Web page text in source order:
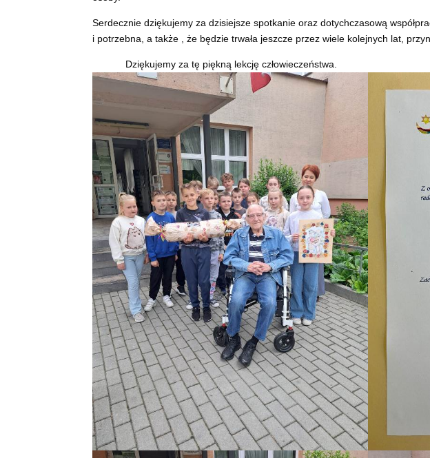
Serdecznie dziękujemy za dzisiejsze spotkanie oraz dotychczasową
i potrzebna, a także , że będzie trwała jeszcze przez wiele kolejnych lat,
Dziękujemy za tę piękną lekcję człowieczeństwa.